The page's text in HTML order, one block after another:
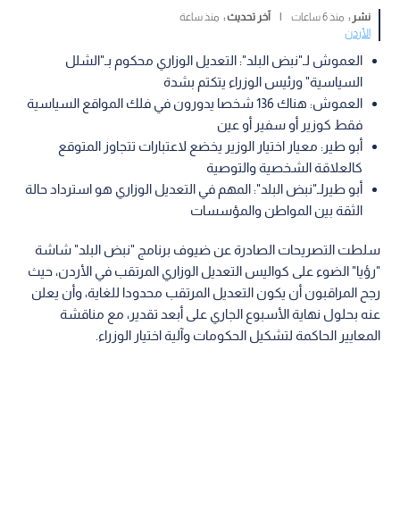
نشر : منذ 6 ساعات | آخر تحديث : منذ ساعة
الأردن
العموش لـ"نبض البلد": التعديل الوزاري محكوم بـ"الشلل
السياسية" ورئيس الوزراء يتكتم بشدة
العموش: هناك 136 شخصا يدورون في فلك المواقع السياسية
فقط كوزير أو سفير أو عين
أبو طير: معيار اختيار الوزير يخضع لاعتبارات تتجاوز المتوقع
كالعلاقة الشخصية والتوصية
أبو طيرلـ"نبض البلد": المهم في التعديل الوزاري هو استرداد حالة
الثقة بين المواطن والمؤسسات
سلطت التصريحات الصادرة عن ضيوف برنامج "نبض البلد" شاشة
"رؤيا" الضوء على كواليس التعديل الوزاري المرتقب في الأردن، حيث
رجح المراقبون أن يكون التعديل المرتقب محدودا للغاية، وأن يعلن
عنه بحلول نهاية الأسبوع الجاري على أبعد تقدير، مع مناقشة
المعايير الحاكمة لتشكيل الحكومات وآلية اختيار الوزراء.